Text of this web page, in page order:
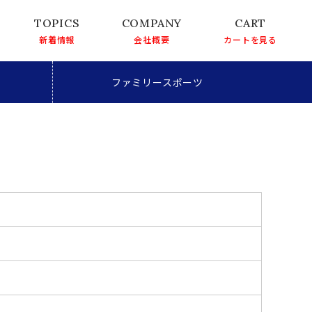
新着情報 会社概要 カートを見る
ファミリースポーツ